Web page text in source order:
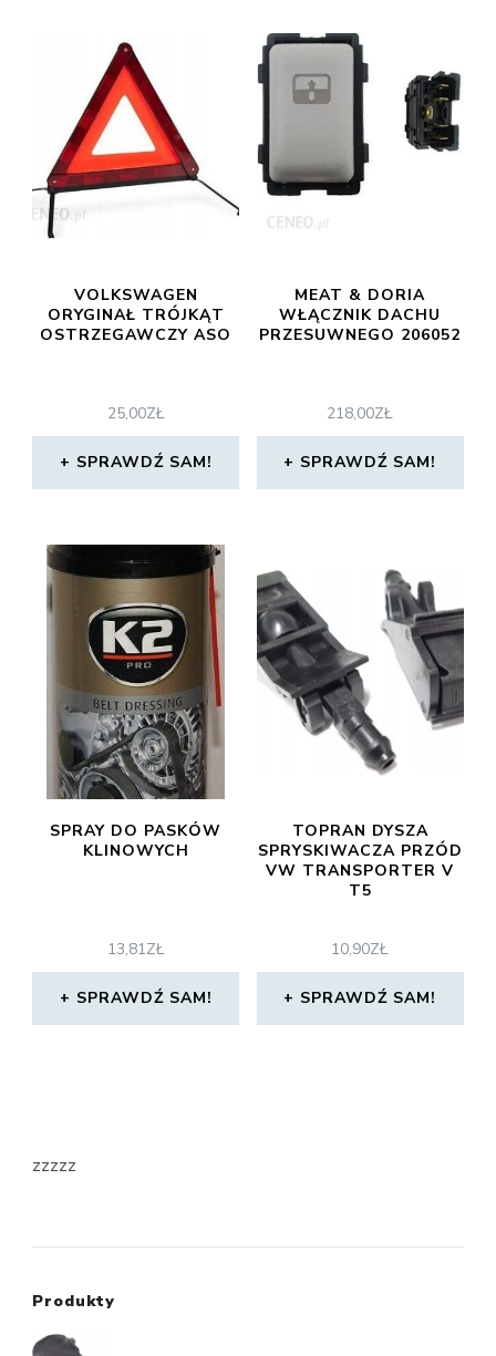
VOLKSWAGEN
ORYGINAŁ TRÓJKĄT
OSTRZEGAWCZY ASO
25,00ZŁ
SPRAWDŹ SAM!
MEAT & DORIA
WŁĄCZNIK DACHU
PRZESUWNEGO 206052
218,00ZŁ
SPRAWDŹ SAM!
SPRAY DO PASKÓW
KLINOWYCH
13,81ZŁ
SPRAWDŹ SAM!
TOPRAN DYSZA
SPRYSKIWACZA PRZÓD
VW TRANSPORTER V
T5
10,90ZŁ
SPRAWDŹ SAM!
zzzzz
Produkty